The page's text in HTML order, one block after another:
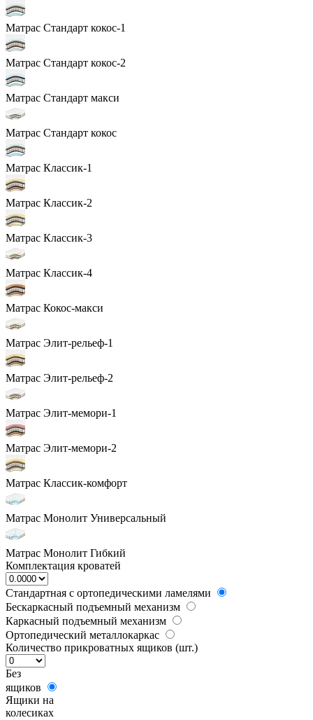
Матрас Стандарт кокос-1
Матрас Стандарт кокос-2
Матрас Стандарт макси
Матрас Стандарт кокос
Матрас Классик-1
Матрас Классик-2
Матрас Классик-3
Матрас Классик-4
Матрас Кокос-макси
Матрас Элит-рельеф-1
Матрас Элит-рельеф-2
Матрас Элит-мемори-1
Матрас Элит-мемори-2
Матрас Классик-комфорт
Матрас Монолит Универсальный
Матрас Монолит Гибкий
Комплектация кроватей
Стандартная с ортопедическими ламелями
Бескаркасный подъемный механизм
Каркасный подъемный механизм
Ортопедический металлокаркас
Количество прикроватных ящиков (шт.)
Без
ящиков
Ящики на
колесиках